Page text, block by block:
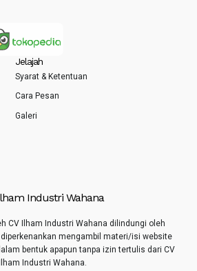
Industri Wahana
CV Ilham Industri Wahana dilindungi oleh
mengambil materi/isi website
bentuk apapun tanpa izin tertulis dari CV
Ilham Industri Wahana.
Jelajah
Syarat & Ketentuan
Cara Pesan
Galeri